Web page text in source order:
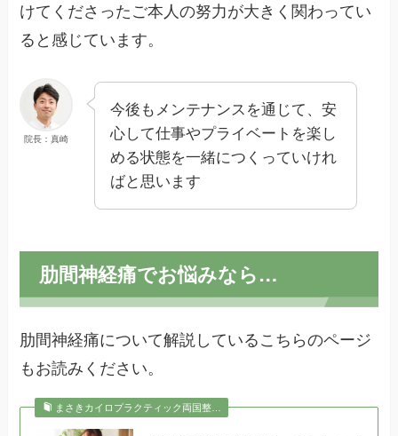
けてくださったご本人の努力が大きく関わってい
ると感じています。
院長：真崎
今後もメンテナンスを通じて、安
心して仕事やプライベートを楽し
める状態を一緒につくっていけれ
ばと思います
肋間神経痛でお悩みなら…
肋間神経痛について解説しているこちらのページ
もお読みください。
まさきカイロプラクティック両国整…